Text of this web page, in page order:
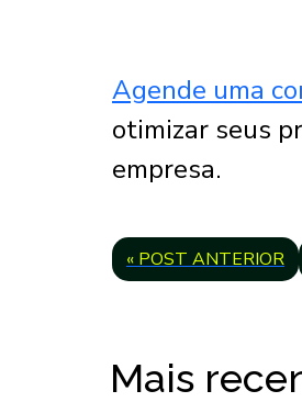
Agende uma
otimizar seus
empresa.
« POST ANTERIOR
Mais